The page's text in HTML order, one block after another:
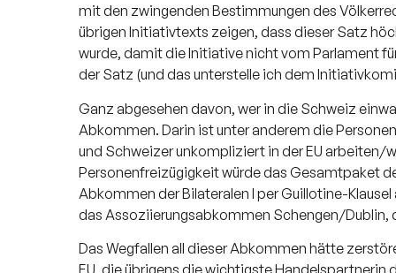
mit den zwingenden Bestimmungen des
übrigen Initiativtexts zeigen, dass dieser Satz
wurde, damit die Initiative nicht vom Parlament
der Satz (und das unterstelle ich dem
Ganz abgesehen davon, wer in die Schweiz
Abkommen. Darin ist unter anderem die
und Schweizer unkompliziert in der EU arbeiten/
Personenfreizügigkeit würde das Gesamtpaket
Abkommen der Bilateralen I per Guillotine-
das Assoziierungsabkommen Schengen/Dublin,
Das Wegfallen all dieser Abkommen hätte